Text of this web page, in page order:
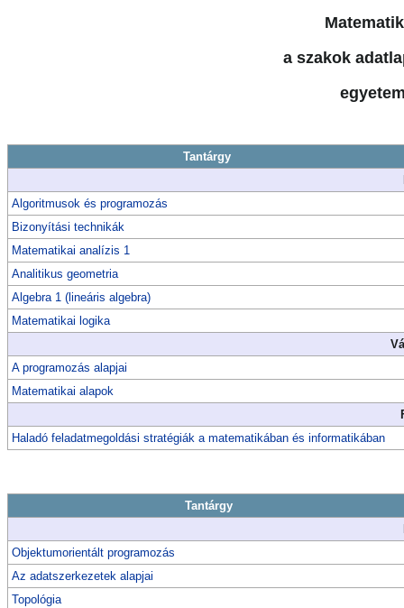
a szakok
Tantárgy
Algoritmusok és programozás
Bizonyítási technikák
Matematikai analízis 1
Analitikus geometria
Algebra 1 (lineáris algebra)
Matematikai logika
A programozás alapjai
Matematikai alapok
Haladó feladatmegoldási stratégiák a matematikában és informatikában
Tantárgy
Objektumorientált programozás
Az adatszerkezetek alapjai
Topológia